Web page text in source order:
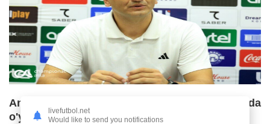
Anvar G'ofurov: "Bizning ham o'z maydonimizda
o'ynagimiz keladi"
livefutbol.net
Would like to send you notifications